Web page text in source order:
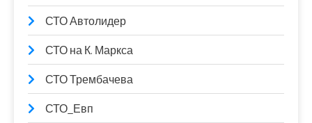
СТО Автолидер
СТО на К. Маркса
СТО Трембачева
СТО_Евп